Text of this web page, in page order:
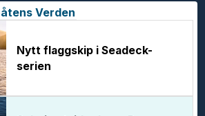
Verden
Nytt flaggskip i Seadeck-
serien